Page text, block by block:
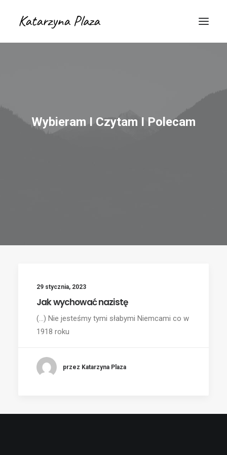
Wybieram I Czytam I Polecam
29 stycznia, 2023
Jak wychować nazistę
(...) Nie jesteśmy tymi słabymi Niemcami co w
1918 roku
przez Katarzyna Plaza